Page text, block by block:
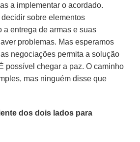
a implementar o acordado.
sobre elementos
a entrega de armas e suas
problemas. Mas esperamos
negociações permita a solução
possível chegar a paz. O caminho
mas ninguém disse que
dos dois lados para